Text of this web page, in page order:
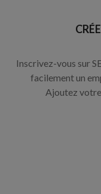
Inscrivez-vous sur
facilement un
Ajoutez